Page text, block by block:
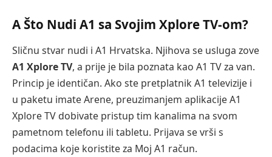
A Što Nudi A1 sa Svojim Xplore TV-om?
Sličnu stvar nudi i A1 Hrvatska. Njihova se usluga zove
A1 Xplore TV, a prije je bila poznata kao A1 TV za van.
Princip je identičan. Ako ste pretplatnik A1 televizije i
u paketu imate Arene, preuzimanjem aplikacije A1
Xplore TV dobivate pristup tim kanalima na svom
pametnom telefonu ili tabletu. Prijava se vrši s
podacima koje koristite za Moj A1 račun.